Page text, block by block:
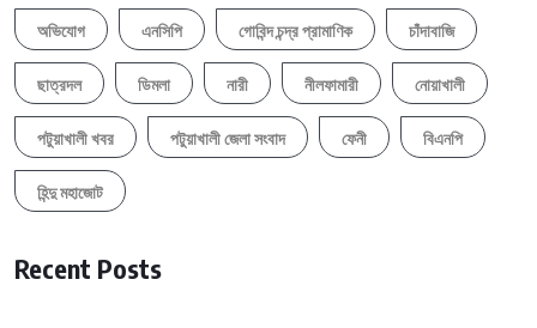
অভিযোগ এনসিপি গোবিন্দ চন্দ্র প্রামাণিক চাঁদাবাজি
ছাত্রদল ডিমলা নারী নীলফামারী নোয়াখালী
পটুয়াখালী খবর পটুয়াখালী জেলা সংবাদ ফেনী বিএনপি
হিন্দু মহাজোট
Recent Posts